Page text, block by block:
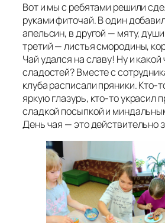
Вот и мы с ребятами решили
руками фиточай. В один
апельсин, в другой — мяту,
третий — листья смородины,
Чай удался на славу! Ну и какой
сладостей? Вместе с
клуба расписали пряники.
яркую глазурь, кто‑то украсил
сладкой посыпкой и
День чая — это действительно